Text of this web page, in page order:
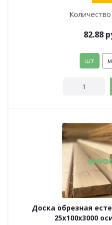
Количество
82.88
шт м
Доска обрезная
25х100х3000